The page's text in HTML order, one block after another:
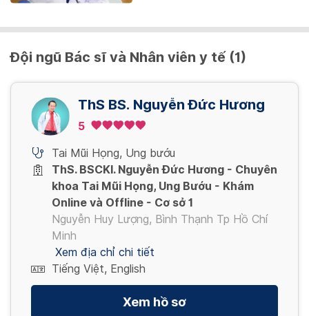
Đội ngũ Bác sĩ và Nhân viên y tế (1)
ThS BS. Nguyễn Đức Hương
5
Tai Mũi Họng, Ung bướu
ThS. BSCKI. Nguyễn Đức Hương - Chuyên
khoa Tai Mũi Họng, Ung Bướu - Khám
Online và Offline - Cơ sở 1
Nguyễn Huy Lượng, Bình Thạnh Tp Hồ Chí
Minh
Xem địa chỉ chi tiết
Tiếng Việt, English
Xem hồ sơ